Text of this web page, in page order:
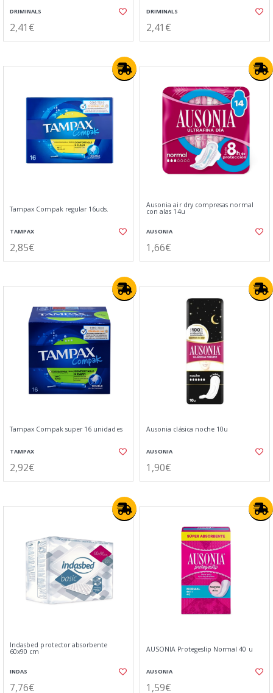
DRIMINALS
2,41€
DRIMINALS
2,41€
Tampax Compak regular 16uds.
TAMPAX
2,85€
Ausonia air dry compresas normal
con alas 14u
AUSONIA
1,66€
Tampax Compak super 16 unidades
TAMPAX
2,92€
Ausonia clásica noche 10u
AUSONIA
1,90€
Indasbed protector absorbente
60x90 cm
INDAS
7,76€
AUSONIA Protegeslip Normal 40 u
AUSONIA
1,59€